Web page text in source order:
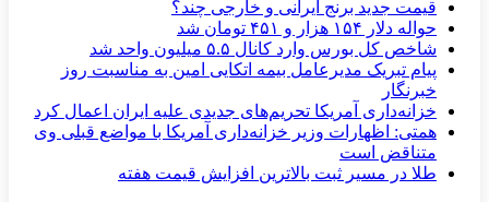
قیمت جدید برنج ایرانی و خارجی چند؟
حواله دلار ۱۵۴ هزار و ۴۵۱ تومان شد
شاخص کل بورس وارد کانال ۵.۵ میلیون واحد شد
پیام تبریک مدیرعامل بیمه اتکایی امین به مناسبت روز
خبرنگار
خزانه‌داری آمریکا تحریم‌های جدیدی علیه ایران اعمال کرد
همتی: اظهارات وزیر خزانه‌داری آمریکا با مواضع قبلی وی
متناقض است
طلا در مسیر ثبت بالاترین افزایش قیمت هفته